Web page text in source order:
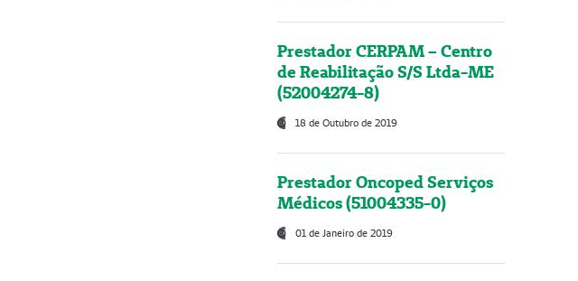
Prestador CERPAM – Centro
de Reabilitação S/S Ltda-ME
(52004274-8)
18 de Outubro de 2019
Prestador Oncoped Serviços
Médicos (51004335-0)
01 de Janeiro de 2019